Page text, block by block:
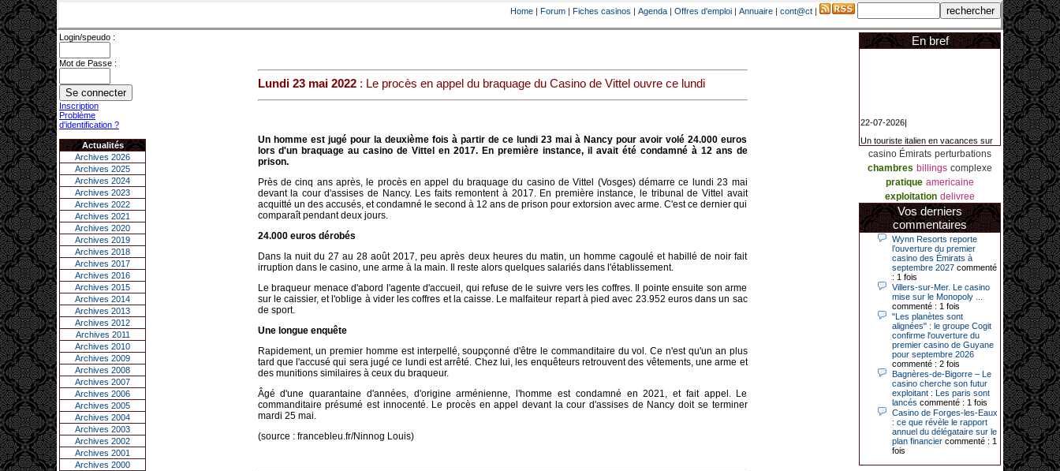
Home | Forum | Fiches casinos | Agenda | Offres d'emploi | Annuaire | cont@ct |
Login/speudo :
Mot de Passe :
Inscription
Problème
d'identification ?
Actualités
Archives 2026
Archives 2025
Archives 2024
Archives 2023
Archives 2022
Archives 2021
Archives 2020
Archives 2019
Archives 2018
Archives 2017
Archives 2016
Archives 2015
Archives 2014
Archives 2013
Archives 2012
Archives 2011
Archives 2010
Archives 2009
Archives 2008
Archives 2007
Archives 2006
Archives 2005
Archives 2004
Archives 2003
Archives 2002
Archives 2001
Archives 2000
Lundi 23 mai 2022: Le procès en appel du braquage du Casino de Vittel ouvre ce lundi
Un homme est jugé pour la deuxième fois à partir de ce lundi 23 mai à Nancy pour avoir volé 24.000 euros
lors d'un braquage au casino de Vittel en 2017. En première instance, il avait été condamné à 12 ans de
prison.
Près de cinq ans après, le procès en appel du braquage du casino de Vittel (Vosges) démarre ce lundi 23 mai
devant la cour d'assises de Nancy. Les faits remontent à 2017. En première instance, le tribunal de Vittel avait
acquitté un des accusés, et condamné le second à 12 ans de prison pour extorsion avec arme. C'est ce dernier qui
comparaît pendant deux jours.
24.000 euros dérobés
Dans la nuit du 27 au 28 août 2017, peu après deux heures du matin, un homme cagoulé et habillé de noir fait
irruption dans le casino, une arme à la main. Il reste alors quelques salariés dans l'établissement.
Le braqueur menace d'abord l'agente d'accueil, qui refuse de le suivre vers les coffres. Il pointe ensuite son arme
sur le caissier, et l'oblige à vider les coffres et la caisse. Le malfaiteur repart à pied avec 23.952 euros dans un sac
de sport.
Une longue enquête
Rapidement, un premier homme est interpellé, soupçonné d'être le commanditaire du vol. Ce n'est qu'un an plus
tard que l'accusé qui sera jugé ce lundi est arrêté. Chez lui, les enquêteurs retrouvent des vêtements, une arme et
des munitions similaires à ceux du braqueur.
Âgé d'une quarantaine d'années, d'origine arménienne, l'homme est condamné en 2021, et fait appel. Le
commanditaire présumé est innocenté. Le procès en appel devant la cour d'assises de Nancy doit se terminer
mardi 25 mai.
(source : francebleu.fr/Ninnog Louis)
En bref
22-07-2026|
Un touriste italien en vacances sur
la Côte d’Azur a remporté un
jackpot exceptionnel de 84.631
euros dans la nuit de samedi à
dimanche au Casino Barrière Le
Croisette à Cannes. Il s’agit d’un
nouveau record de gains de l’année
2026 pour cet établissement.
14-04-2026|
Dimanche 12 avril 2026, cette date
restera gravée dans la mémoire de
ce joueur du casino de Saint-Quay-
Portrieux (Côtes-d’Armor).
Ce quinquagénaire, habitant Plouha
mais souhaitant garder l’anonymat,
a eu l’énorme surprise de décrocher
un jackpot record de 82 426 €.
Le plus gros gain gagné depuis plus
de 20 ans dans l’établissement.
31-03-2026|
Série de jackpots au casino JOA de
Gujan-Mestras : ce mois de mars a
été fructueux pour quelques
casino Émirats perturbations
chambres billings complexe
pratique americaine
exploitation delivree
Vos derniers
commentaires
Wynn Resorts reporte
l’ouverture du premier
casino des Émirats à
septembre 2027 commenté
: 1 fois
Villers-sur-Mer. Le casino
mise sur le Monopoly ...
commenté : 1 fois
"Les planètes sont
alignées" : le groupe Cogit
confirme l'ouverture du
premier casino de Guyane
pour septembre 2026
commenté : 2 fois
Bagnères-de-Bigorre – Le
casino cherche son futur
exploitant : Les paris sont
lancés commenté : 1 fois
Casino de Forges-les-Eaux
: ce que révèle le rapport
annuel du délégataire sur le
plan financier commenté : 1
fois